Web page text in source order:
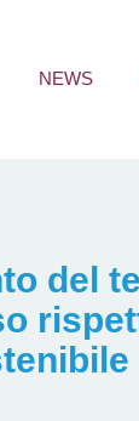
NEWS
del